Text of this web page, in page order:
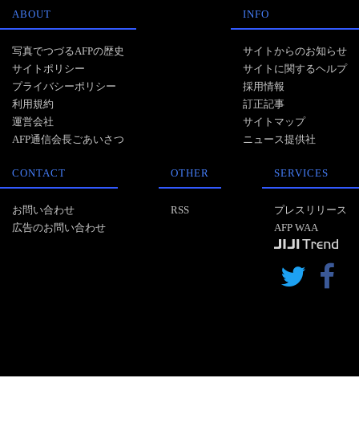
ABOUT
写真でつづるAFPの歴史
サイトポリシー
プライバシーポリシー
利用規約
運営会社
AFP通信会長ごあいさつ
INFO
サイトからのお知らせ
サイトに関するヘルプ
採用情報
訂正記事
サイトマップ
ニュース提供社
CONTACT
お問い合わせ
広告のお問い合わせ
OTHER
RSS
SERVICES
プレスリリース
AFP WAA